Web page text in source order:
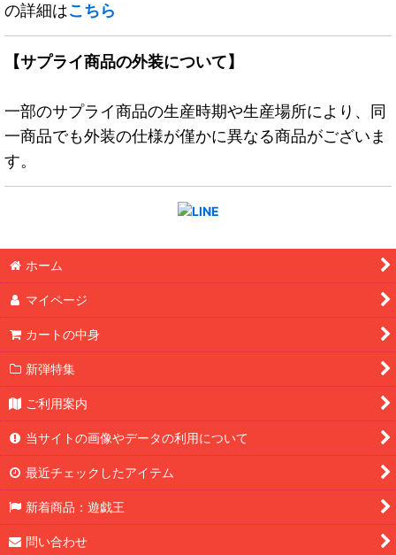
の詳細はこちら
【サプライ商品の外装について】
一部のサプライ商品の生産時期や生産場所により、同
一商品でも外装の仕様が僅かに異なる商品がございま
す。
ホーム
マイページ
カートの中身
新弾特集
ご利用案内
当サイトの画像やデータの利用について
最近チェックしたアイテム
新着商品：遊戯王
問い合わせ